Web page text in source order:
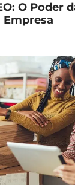
O Poder
Empresa